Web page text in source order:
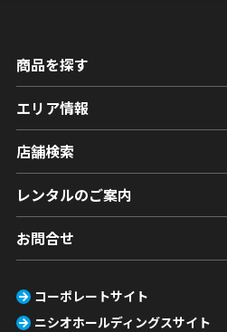
商品を探す
エリア情報
店舗検索
レンタルのご案内
お問合せ
コーポレートサイト
ニシオホールディングスサイト